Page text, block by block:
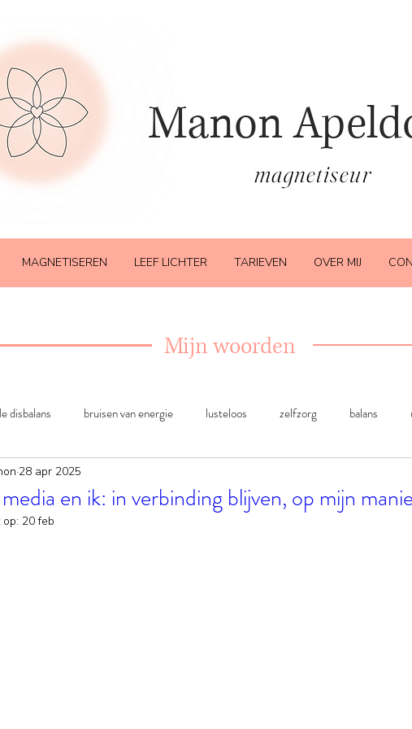
Manon
magnetiseur
Mijn woorden
disbalans bruisen van energie lusteloos zelfzorg balans
en ik: in verbinding blijven, op mijn
28 apr 2025
20 feb
MAGNETISEREN LEEF LICHTER TARIEVEN OVER MIJ